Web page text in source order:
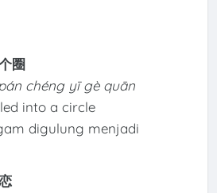
圈
chéng yī gè quān
into a circle
digulung menjadi